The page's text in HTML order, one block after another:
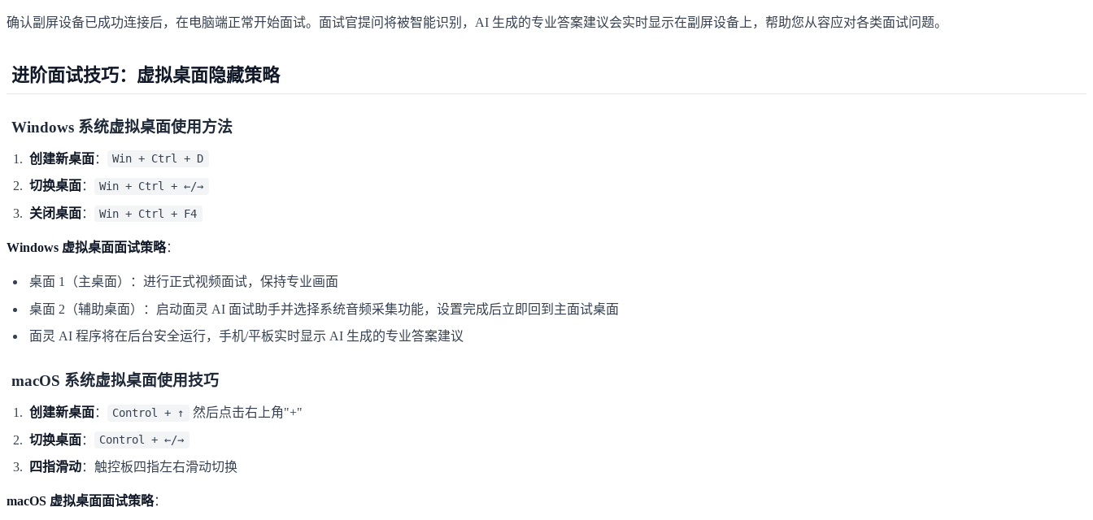
确认副屏设备已成功连接后，在电脑端正常开始面试。面试官提问将被智能识别，AI 生成的专业答案建议会实时显示在副屏设备上，帮助您从容应对各类面试问题。
进阶面试技巧：虚拟桌面隐藏策略
Windows 系统虚拟桌面使用方法
创建新桌面： Win + Ctrl + D
切换桌面： Win + Ctrl + ←/→
关闭桌面： Win + Ctrl + F4
Windows 虚拟桌面面试策略：
桌面 1（主桌面）：进行正式视频面试，保持专业画面
桌面 2（辅助桌面）：启动面灵 AI 面试助手并选择系统音频采集功能，设置完成后立即回到主面试桌面
面灵 AI 程序将在后台安全运行，手机/平板实时显示 AI 生成的专业答案建议
macOS 系统虚拟桌面使用技巧
创建新桌面： Control + ↑
然后点击右上角"+"
切换桌面： Control + ←/→
四指滑动：触控板四指左右滑动切换
macOS 虚拟桌面面试策略：